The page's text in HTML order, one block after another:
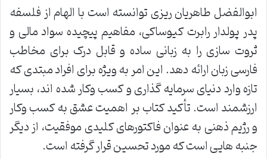
ابوالفضل طاهریان ریزی توانسته است با الهام از فلسفه
پدر پولدار رابرت کیوساکی، مفاهیم پیچیده سواد مالی و
ثروت سازی را به زبانی ساده و قابل درک برای مخاطب
فارسی زبان ارائه دهد. این امر به ویژه برای افراد مبتدی که
تازه وارد دنیای سرمایه گذاری و کسب وکار شده اند، بسیار
ارزشمند است. تأکید کتاب بر اهمیت عشق به کسب وکار
و رژیم ذهنی به عنوان فاکتورهای کلیدی موفقیت، از دیگر
جنبه هایی است که مورد تحسین قرار گرفته است.